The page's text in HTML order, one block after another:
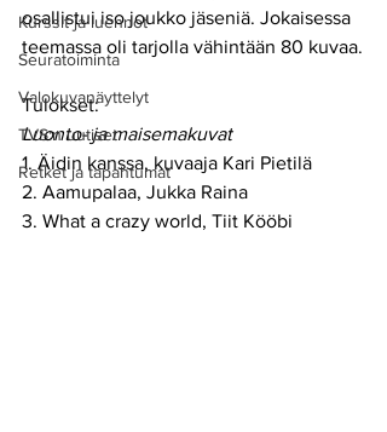
Kurssit ja luennot
Seuratoiminta
Valokuvanäyttelyt
TVS:n uutiset
Retket ja tapahtumat
osallistui iso joukko jäseniä. Jokaisessa
teemassa oli tarjolla vähintään 80 kuvaa.
Tulokset:
Luonto- ja maisemakuvat
1. Äidin kanssa, kuvaaja Kari Pietilä
2. Aamupalaa, Jukka Raina
3. What a crazy world, Tiit Kööbi